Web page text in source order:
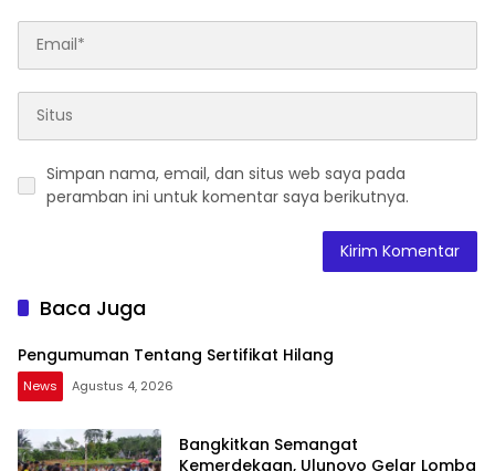
Simpan nama, email, dan situs web saya pada
peramban ini untuk komentar saya berikutnya.
Baca Juga
Pengumuman Tentang Sertifikat Hilang
News Agustus 4, 2026
Bangkitkan Semangat
Kemerdekaan, Ulunoyo Gelar Lomba